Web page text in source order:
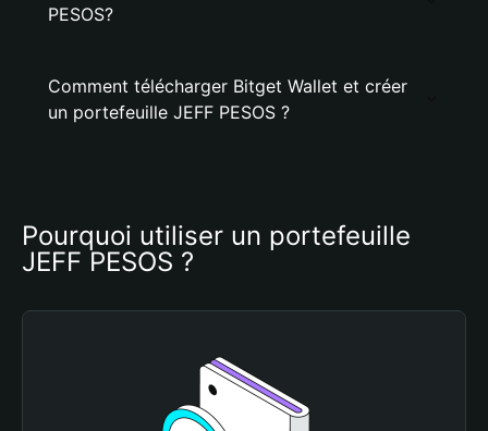
PESOS?
Comment télécharger Bitget Wallet et créer
un portefeuille JEFF PESOS ?
Pourquoi utiliser un portefeuille
JEFF PESOS ?